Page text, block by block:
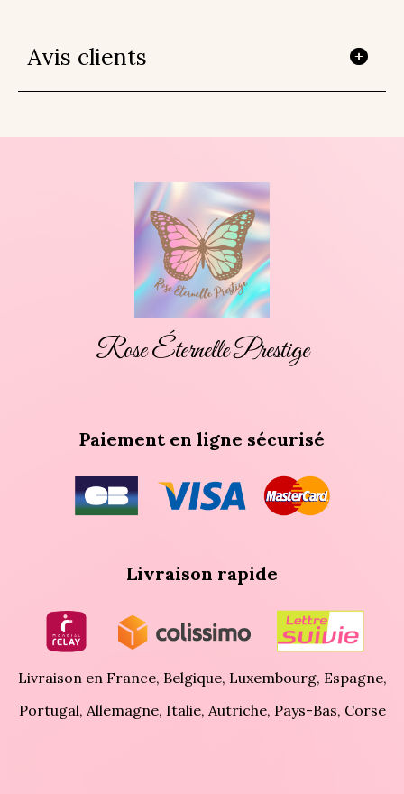
Avis clients
Rose Éternelle Prestige
Paiement en ligne sécurisé
Livraison rapide
Livraison en France, Belgique, Luxembourg, Espagne,
Portugal, Allemagne, Italie, Autriche, Pays-Bas, Corse